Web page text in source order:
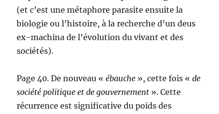
(et c’est une métaphore parasite ensuite la
biologie ou l’histoire, à la recherche d’un deus
ex-machina de l’évolution du vivant et des
sociétés).
Page 40. De nouveau «ébauche », cette fois «de
société politique et de gouvernement ». Cette
récurrence est significative du poids des